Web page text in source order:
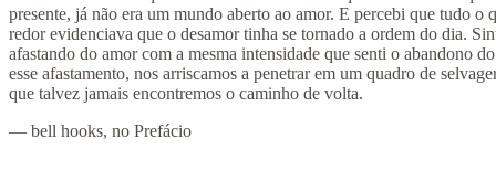
presente, já não era um mundo aberto ao amor. E percebi que tudo o
redor evidenciava que o desamor tinha se tornado a ordem do dia.
afastando do amor com a mesma intensidade que senti o abandono
esse afastamento, nos arriscamos a penetrar em um quadro de
que talvez jamais encontremos o caminho de volta.
— bell hooks, no Prefácio